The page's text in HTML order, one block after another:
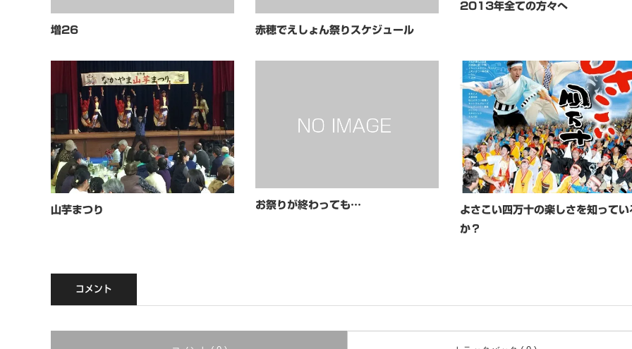
増26 赤穂でえしょん祭りスケジュール
2013年全ての方々へ
山芋まつり
お祭りが終わっても…
よさこい四万十の楽しさを知ってい
か？
コメント